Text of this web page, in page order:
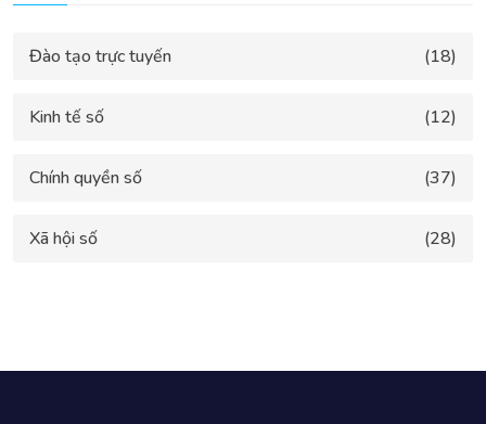
Đào tạo trực tuyến (18)
Kinh tế số (12)
Chính quyền số (37)
Xã hội số (28)